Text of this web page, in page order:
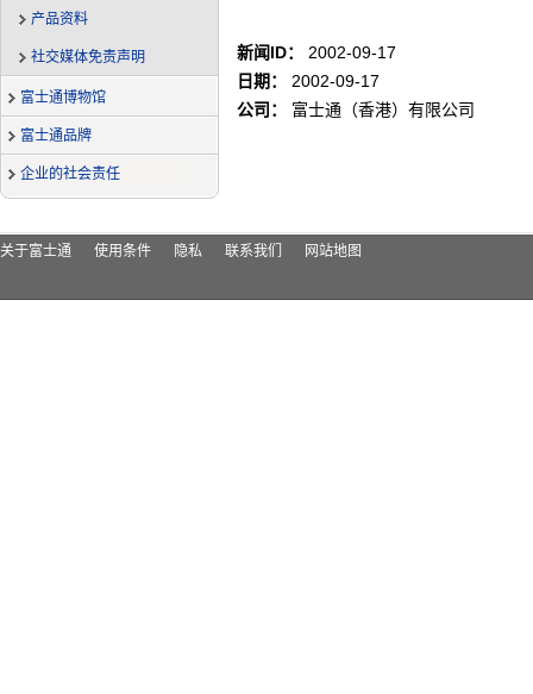
产品资料
社交媒体免责声明
富士通博物馆
富士通品牌
企业的社会责任
新闻ID：
2002-09-17
日期：
2002-09-17
公司：
富士通（香港）有限公司
关于富士通 使用条件 隐私 联系我们 网站地图